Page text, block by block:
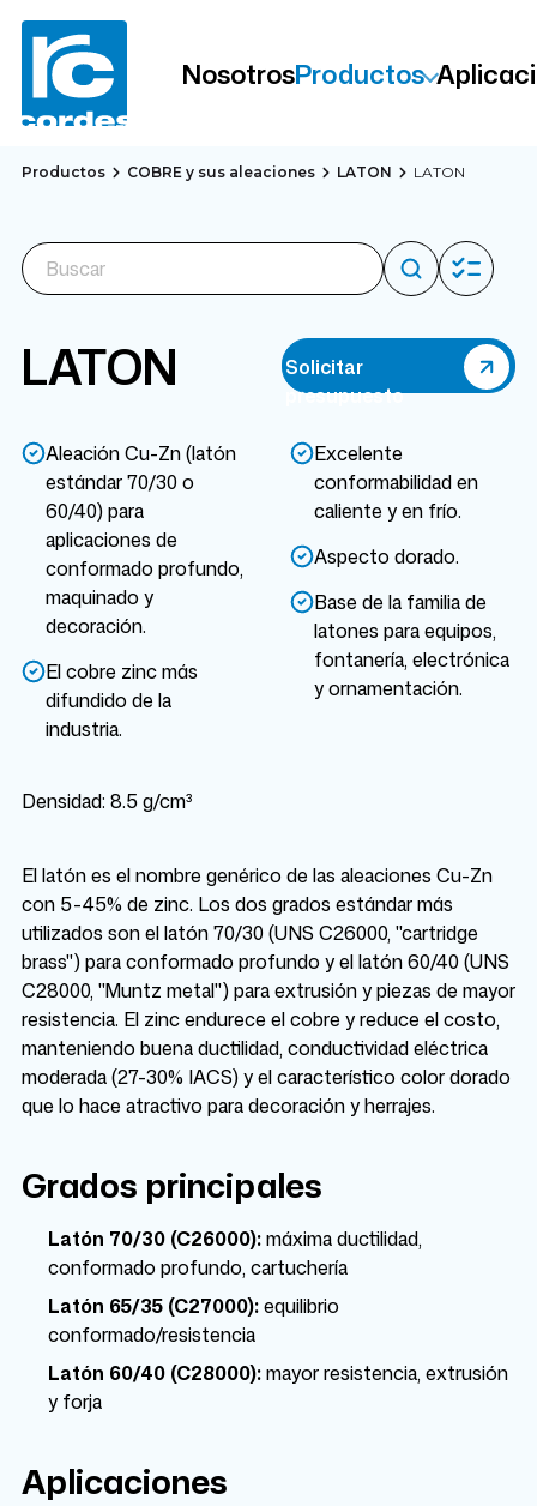
NosotrosProductos
Productos COBRE y sus aleaciones LATON LATON
LATON
Aleación Cu-Zn (latón
estándar 70/30 o
60/40) para
aplicaciones de
conformado profundo,
maquinado y
decoración.
El cobre zinc más
difundido de la
industria.
Excelente
conformabilidad en
caliente y en frío.
Aspecto dorado.
Base de la familia de
latones para equipos,
fontanería, electrónica
y ornamentación.
Densidad: 8.5 g/cm³
Solicitar
presupuesto
El latón es el nombre genérico de las aleaciones Cu-Zn
con 5-45% de zinc. Los dos grados estándar más
utilizados son el latón 70/30 (UNS C26000, "cartridge
brass") para conformado profundo y el latón 60/40 (UNS
C28000, "Muntz metal") para extrusión y piezas de mayor
resistencia. El zinc endurece el cobre y reduce el costo,
manteniendo buena ductilidad, conductividad eléctrica
moderada (27-30% IACS) y el característico color dorado
que lo hace atractivo para decoración y herrajes.
Grados principales
Latón 70/30 (C26000):máxima ductilidad,
conformado profundo, cartuchería
Latón 65/35 (C27000):equilibrio
conformado/resistencia
Latón 60/40 (C28000):mayor resistencia, extrusión
y forja
Aplicaciones